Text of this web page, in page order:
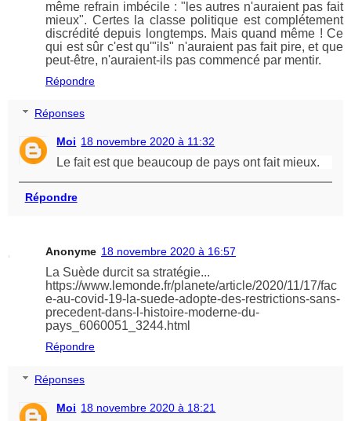
même refrain imbécile : "les autres n'auraient pas fait
mieux". Certes la classe politique est complétement
discrédité depuis longtemps. Mais quand même ! Ce
qui est sûr c'est qu'"ils" n'auraient pas fait pire, et que
peut-être, n'auraient-ils pas commencé par mentir.
Répondre
Réponses
Moi 18 novembre 2020 à 11:32
Le fait est que beaucoup de pays ont fait mieux.
Répondre
Anonyme 18 novembre 2020 à 16:57
La Suède durcit sa stratégie...
https://www.lemonde.fr/planete/article/2020/11/17/fac
e-au-covid-19-la-suede-adopte-des-restrictions-sans-
precedent-dans-l-histoire-moderne-du-
pays_6060051_3244.html
Répondre
Réponses
Moi 18 novembre 2020 à 18:21